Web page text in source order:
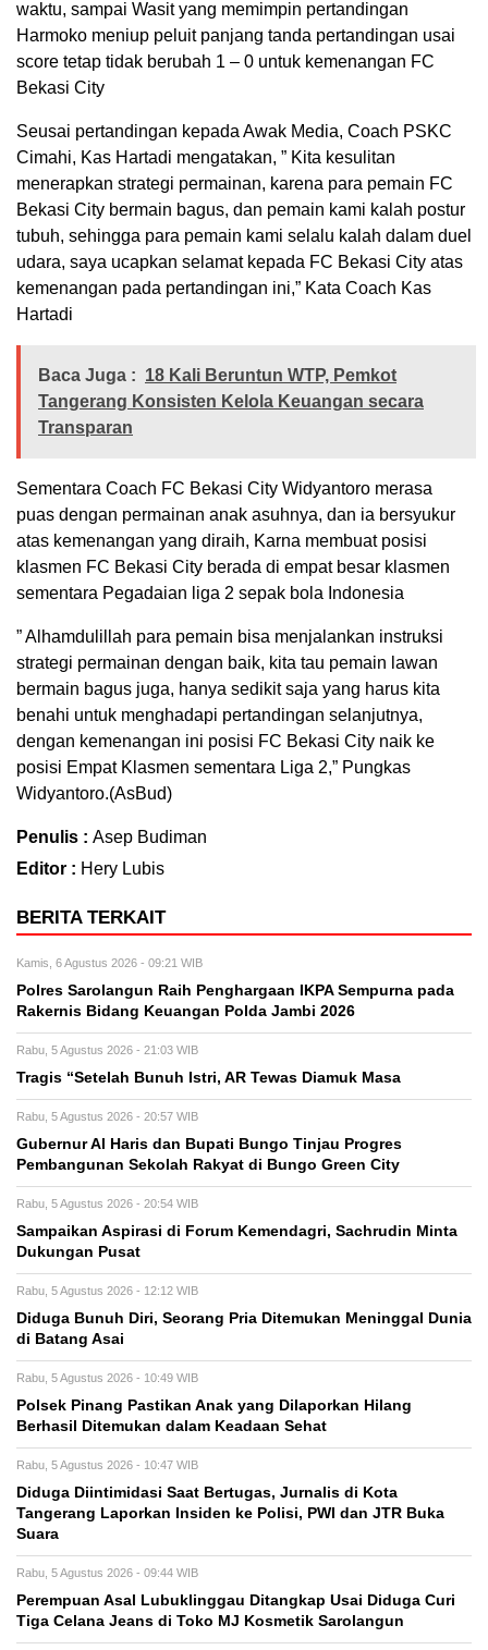
waktu, sampai Wasit yang memimpin pertandingan
Harmoko meniup peluit panjang tanda pertandingan usai
score tetap tidak berubah 1 – 0 untuk kemenangan FC
Bekasi City
Seusai pertandingan kepada Awak Media, Coach PSKC
Cimahi, Kas Hartadi mengatakan, ” Kita kesulitan
menerapkan strategi permainan, karena para pemain FC
Bekasi City bermain bagus, dan pemain kami kalah postur
tubuh, sehingga para pemain kami selalu kalah dalam duel
udara, saya ucapkan selamat kepada FC Bekasi City atas
kemenangan pada pertandingan ini,” Kata Coach Kas
Hartadi
Baca Juga : 18 Kali Beruntun WTP, Pemkot
Tangerang Konsisten Kelola Keuangan secara
Transparan
Sementara Coach FC Bekasi City Widyantoro merasa
puas dengan permainan anak asuhnya, dan ia bersyukur
atas kemenangan yang diraih, Karna membuat posisi
klasmen FC Bekasi City berada di empat besar klasmen
sementara Pegadaian liga 2 sepak bola Indonesia
” Alhamdulillah para pemain bisa menjalankan instruksi
strategi permainan dengan baik, kita tau pemain lawan
bermain bagus juga, hanya sedikit saja yang harus kita
benahi untuk menghadapi pertandingan selanjutnya,
dengan kemenangan ini posisi FC Bekasi City naik ke
posisi Empat Klasmen sementara Liga 2,” Pungkas
Widyantoro.(AsBud)
Penulis : Asep Budiman
Editor : Hery Lubis
BERITA TERKAIT
Kamis, 6 Agustus 2026 - 09:21 WIB
Polres Sarolangun Raih Penghargaan IKPA Sempurna pada
Rakernis Bidang Keuangan Polda Jambi 2026
Rabu, 5 Agustus 2026 - 21:03 WIB
Tragis “Setelah Bunuh Istri, AR Tewas Diamuk Masa
Rabu, 5 Agustus 2026 - 20:57 WIB
​Gubernur Al Haris dan Bupati Bungo Tinjau Progres
Pembangunan Sekolah Rakyat di Bungo Green City
Rabu, 5 Agustus 2026 - 20:54 WIB
Sampaikan Aspirasi di Forum Kemendagri, Sachrudin Minta
Dukungan Pusat
Rabu, 5 Agustus 2026 - 12:12 WIB
Diduga Bunuh Diri, Seorang Pria Ditemukan Meninggal Dunia
di Batang Asai
Rabu, 5 Agustus 2026 - 10:49 WIB
Polsek Pinang Pastikan Anak yang Dilaporkan Hilang
Berhasil Ditemukan dalam Keadaan Sehat
Rabu, 5 Agustus 2026 - 10:47 WIB
Diduga Diintimidasi Saat Bertugas, Jurnalis di Kota
Tangerang Laporkan Insiden ke Polisi, PWI dan JTR Buka
Suara
Rabu, 5 Agustus 2026 - 09:44 WIB
Perempuan Asal Lubuklinggau Ditangkap Usai Diduga Curi
Tiga Celana Jeans di Toko MJ Kosmetik Sarolangun